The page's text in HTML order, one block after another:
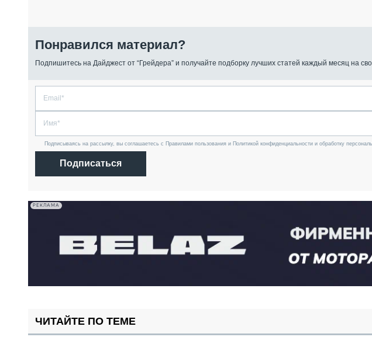
Понравился материал?
Подпишитесь на Дайджест от “Грейдера” и получайте подборку лучших статей каждый месяц на
Подписываясь на рассылку, вы соглашаетесь с Правилами пользования и Политикой конфиденциальности и обработку
Подписаться
РЕКЛАМА
ЧИТАЙТЕ ПО ТЕМЕ